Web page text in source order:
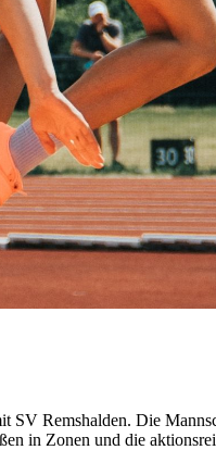
SV Remshalden. Die
in Zonen und die